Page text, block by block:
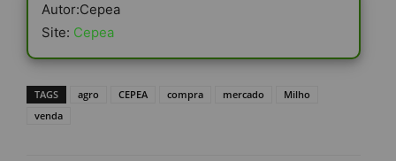
Autor:Cepea
Site: Cepea
TAGS agro CEPEA compra mercado
Milho
venda